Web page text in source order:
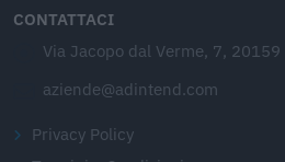
CONTATTACI
Via Jacopo dal Verme, 7,
aziende@adintend.com
Privacy Policy